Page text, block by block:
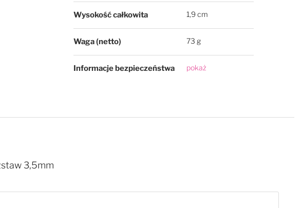
Wysokość całkowita 1,9 cm
Waga (netto) 73 g
Informacje bezpieczeństwa pokaż
3,5mm